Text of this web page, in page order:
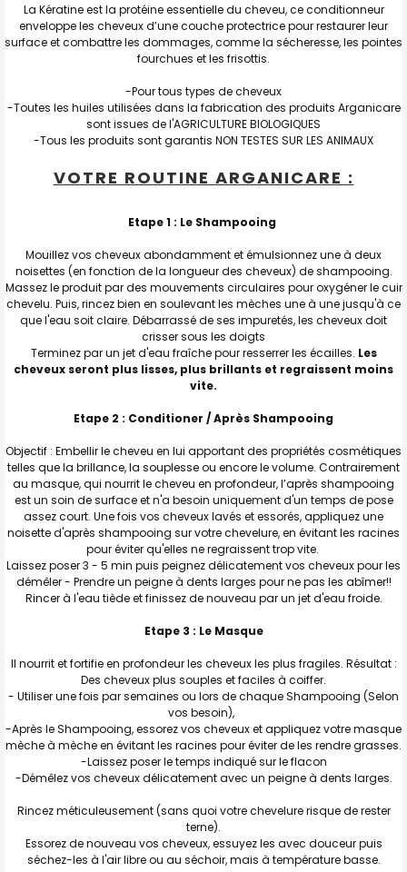
La Kératine est la protéine essentielle du cheveu, ce conditionneur
enveloppe les cheveux d’une couche protectrice pour restaurer leur
surface et combattre les dommages, comme la sécheresse, les pointes
fourchues et les frisottis.
-Pour tous types de cheveux
-Toutes les huiles utilisées dans la fabrication des produits Arganicare
sont issues de l'AGRICULTURE BIOLOGIQUES
-Tous les produits sont garantis NON TESTES SUR LES ANIMAUX
VOTRE ROUTINE ARGANICARE :
Etape 1 : Le Shampooing
Mouillez vos cheveux abondamment et émulsionnez une à deux
noisettes (en fonction de la longueur des cheveux) de shampooing.
Massez le produit par des mouvements circulaires pour oxygéner le cuir
chevelu. Puis, rincez bien en soulevant les mèches une à une jusqu'à ce
que l'eau soit claire. Débarrassé de ses impuretés, les cheveux doit
crisser sous les doigts
Terminez par un jet d'eau fraîche pour resserrer les écailles. Les
cheveux seront plus lisses, plus brillants et regraissent moins
vite.
Etape 2 : Conditioner / Après Shampooing
Objectif : Embellir le cheveu en lui apportant des propriétés cosmétiques
telles que la brillance, la souplesse ou encore le volume. Contrairement
au masque, qui nourrit le cheveu en profondeur, l’après shampooing
est un soin de surface et n'a besoin uniquement d'un temps de pose
assez court. Une fois vos cheveux lavés et essorés, appliquez une
noisette d'après shampooing sur votre chevelure, en évitant les racines
pour éviter qu'elles ne regraissent trop vite.
Laissez poser 3 - 5 min puis peignez délicatement vos cheveux pour les
démêler - Prendre un peigne à dents larges pour ne pas les abîmer!!
Rincer à l'eau tiède et finissez de nouveau par un jet d'eau froide.
Etape 3 : Le Masque
Il nourrit et fortifie en profondeur les cheveux les plus fragiles. Résultat :
Des cheveux plus souples et faciles à coiffer.
- Utiliser une fois par semaines ou lors de chaque Shampooing (Selon
vos besoin),
-Après le Shampooing, essorez vos cheveux et appliquez votre masque
mèche à mèche en évitant les racines pour éviter de les rendre grasses.
-Laissez poser le temps indiqué sur le flacon
-Démêlez vos cheveux délicatement avec un peigne à dents larges.
Rincez méticuleusement (sans quoi votre chevelure risque de rester
terne).
Essorez de nouveau vos cheveux, essuyez les avec douceur puis
séchez-les à l'air libre ou au séchoir, mais à température basse.